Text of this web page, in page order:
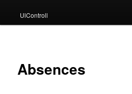
UlControll
Absences